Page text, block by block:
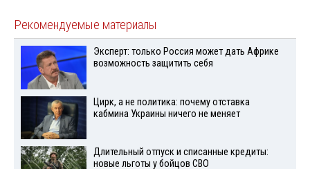
Рекомендуемые материалы
Эксперт: только Россия может дать Африке
возможность защитить себя
Цирк, а не политика: почему отставка
кабмина Украины ничего не меняет
Длительный отпуск и списанные кредиты:
новые льготы у бойцов СВО